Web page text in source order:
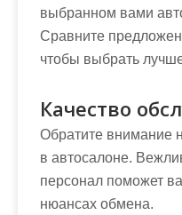
выбранном вами
Сравните
чтобы выбрать
Качество
Обратите внимание
в автосалоне.
персонал поможет
нюансах обмена.